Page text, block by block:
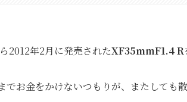
2012年2月に発売されたXF35mmF1.4 R
でお金をかけないつもりが、またしても